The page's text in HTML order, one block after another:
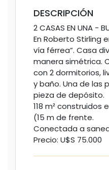
DESCRIPCIÓN
2 CASAS EN UNA -
En Roberto Stirling
vía férrea”. Casa
manera simétrica.
con 2 dormitorios,
y baño. Una de las
pieza de depósito.
118 m² construidos
(15 m de frente.
Conectada a
Precio: U$S 75.000